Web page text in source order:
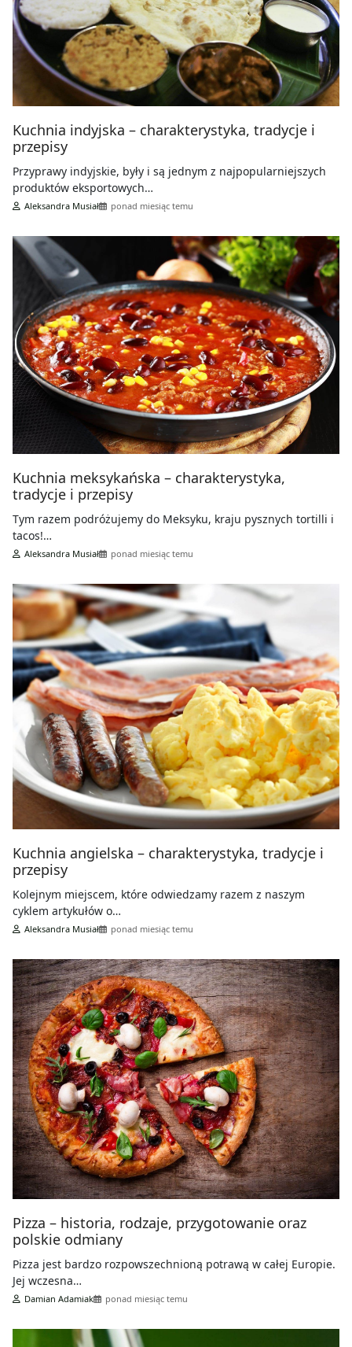
Kuchnia indyjska – charakterystyka, tradycje i
przepisy
Przyprawy indyjskie, były i są jednym z najpopularniejszych
produktów eksportowych…
Aleksandra Musiał ponad miesiąc temu
Kuchnia meksykańska – charakterystyka,
tradycje i przepisy
Tym razem podróżujemy do Meksyku, kraju pysznych tortilli i
tacos!…
Aleksandra Musiał ponad miesiąc temu
Kuchnia angielska – charakterystyka, tradycje i
przepisy
Kolejnym miejscem, które odwiedzamy razem z naszym
cyklem artykułów o…
Aleksandra Musiał ponad miesiąc temu
Pizza – historia, rodzaje, przygotowanie oraz
polskie odmiany
Pizza jest bardzo rozpowszechnioną potrawą w całej Europie.
Jej wczesna…
Damian Adamiak ponad miesiąc temu